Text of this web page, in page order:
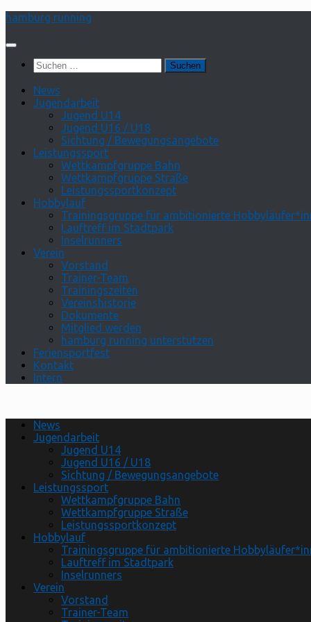
Zum
springen
hamburg running
Suchen
nach:
News
Jugendarbeit
Jugend U14
Jugend U16 / U18
Sichtung / Bewegungsangebote
Leistungssport
Wettkampfgruppe Bahn
Wettkampfgruppe Straße
Leistungssportkonzept
Hobbylauf
Trainingsgruppe für ambitionierte
Lauftreff im Stadtpark
Inselrunners
Verein
Vorstand
Trainer-Team
Trainingszeiten
Vereinshistorie
Dokumente
Mitglied werden
hamburg running unterstützen
Feriensportfest
Kontakt
Intern
News
Jugendarbeit
Jugend U14
Jugend U16 / U18
Sichtung / Bewegungsangebote
Leistungssport
Wettkampfgruppe Bahn
Wettkampfgruppe Straße
Leistungssportkonzept
Hobbylauf
Trainingsgruppe für ambitionierte
Lauftreff im Stadtpark
Inselrunners
Verein
Vorstand
Trainer-Team